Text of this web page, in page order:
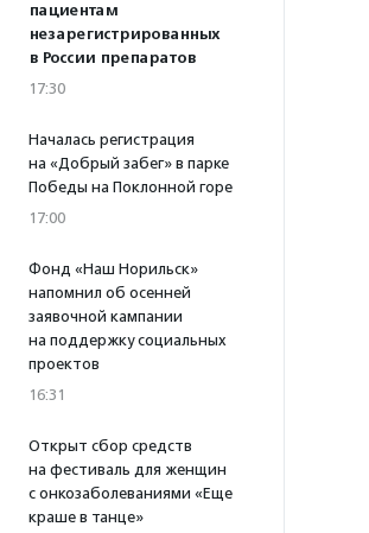
пациентам
незарегистрированных
в России препаратов
17:30
Началась регистрация
на «Добрый забег» в парке
Победы на Поклонной горе
17:00
Фонд «Наш Норильск»
напомнил об осенней
заявочной кампании
на поддержку социальных
проектов
16:31
Открыт сбор средств
на фестиваль для женщин
с онкозаболеваниями «Еще
краше в танце»